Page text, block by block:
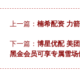
上一篇： 楠希配资 力
下一篇： 博星优配 美
黑金会员可享专属雪